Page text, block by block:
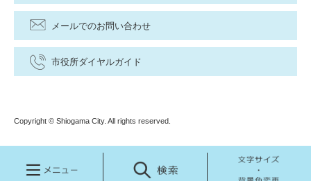
文
メールでのお問い合わせ
市役所ダイヤルガイド
Copyright © Shiogama City. All rights reserved.